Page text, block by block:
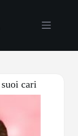
cari